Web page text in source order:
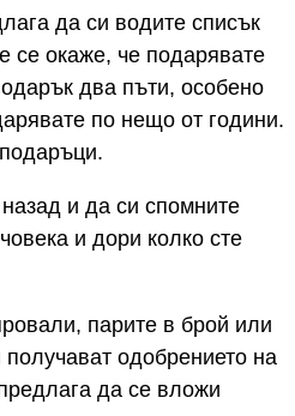
да си водите списък
се окаже, че подарявате
два пъти, особено
по нещо от години.
и да си спомните
и дори колко сте
парите в брой или
одобрението на
да се вложи